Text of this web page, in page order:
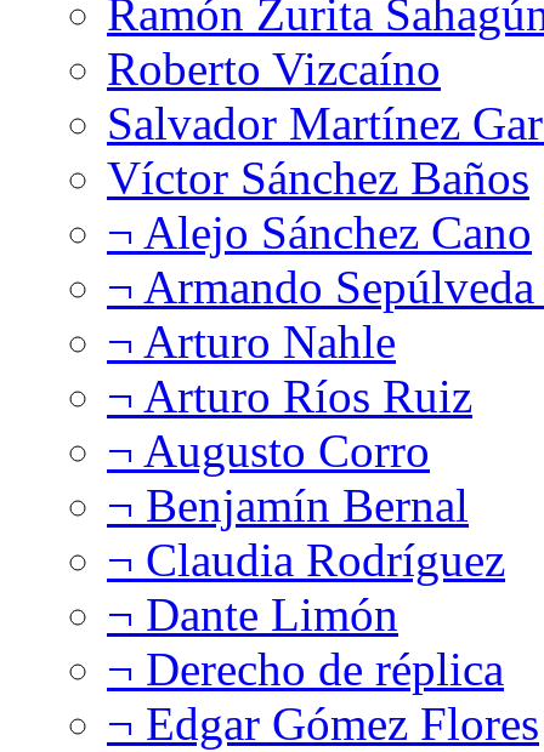
Ramón Zurita
Roberto Vizcaíno
Salvador Martínez
Víctor Sánchez Baños
¬ Alejo Sánchez Cano
¬ Armando
¬ Arturo Nahle
¬ Arturo Ríos Ruiz
¬ Augusto Corro
¬ Benjamín Bernal
¬ Claudia Rodríguez
¬ Dante Limón
¬ Derecho de réplica
¬ Edgar Gómez Flores